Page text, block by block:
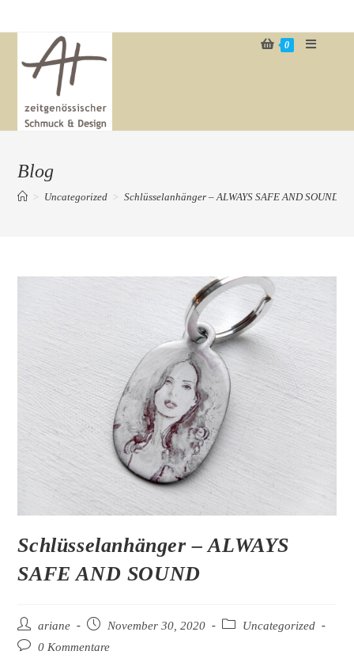
0
Blog
> Uncategorized > Schlüsselanhänger – ALWAYS SAFE AND SOUND
Schlüsselanhänger – ALWAYS
SAFE AND SOUND
Beitrags-
Autor:
ariane
Beitrag
veröffentlicht:
November 30, 2020
Beitrags-Uncategorized
Beitrags-0 Kommentare